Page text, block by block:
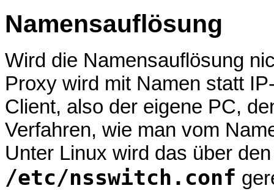
Namensauflösung
Wird die Namensauflösung
Proxy wird mit Namen statt
Client, also der eigene PC,
Verfahren, wie man vom
Unter Linux wird das über
/etc/nsswitch.conf